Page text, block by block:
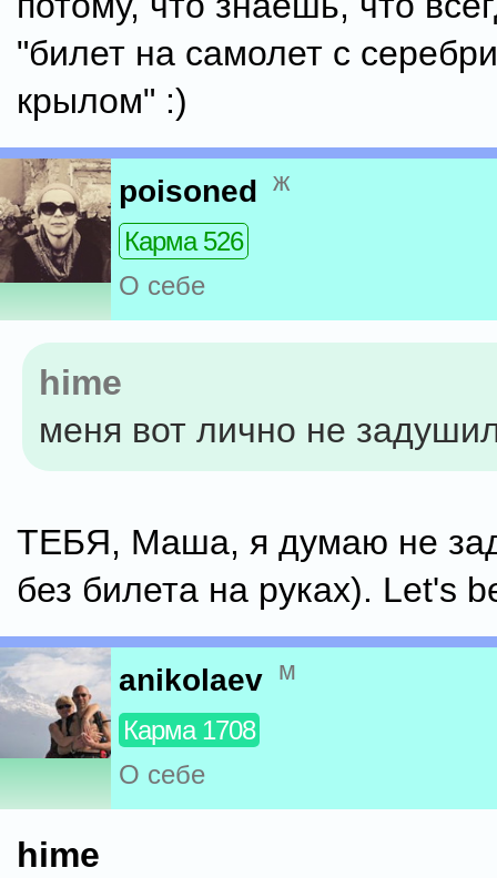
"билет на самолет с
крылом" :)
poisoned ж
Карма 526
О себе
hime
меня вот лично не
ТЕБЯ, Маша, я думаю не
без билета на руках). Let's
anikolaev м
Карма 1708
О себе
hime